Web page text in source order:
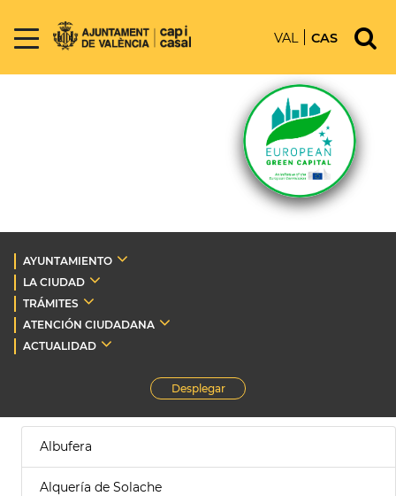
VAL CAS
AYUNTAMIENTO
LA CIUDAD
TRÁMITES
ATENCIÓN CIUDADANA
ACTUALIDAD
Desplegar
Albufera
Alquería de Solache